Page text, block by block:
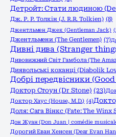
Детройт: Стати людиною
Дж. Р. Р. Толкін (J. R.R. Tolkien) (8)
Джентльмен Джек (Gentleman Jack)
Джентльмени (The Gentlemen) (7)
Дивні дива (Stranger
Дивовижний Світ Гамбола (The
Диявольські коханці (Diabolik
Добрі передвісники
Доктор Стоун (Dr Stone) (23)
Доктор Хаус (House, M.D.) (4)
Доля: Сага Вінкс (Fate: The Winx
Дон Жуан (Don Juan | comédie
Дорогий Еван Хенсен (Dear Evan